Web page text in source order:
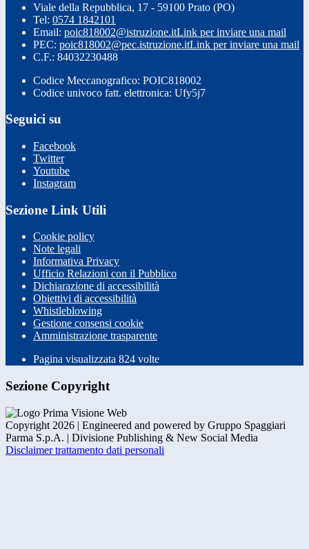
Viale della Repubblica, 17 - 59100 Prato (PO)
Tel: 0574 1842101
Email: poic818002@istruzione.itLink per inviare una mail
PEC: poic818002@pec.istruzione.itLink per inviare una mail
C.F.: 84032230488
Codice Meccanografico: POIC818002
Codice univoco fatt. elettronica: Ufy5j7
Seguici su
Facebook
Twitter
Youtube
Instagram
Sezione Link Utili
Cookie policy
Note legali
Informativa Privacy
Ufficio Relazioni con il Pubblico
Dichiarazione di accessibilità
Obiettivi di accessibilità
Whistleblowing
Gestione consensi cookie
Amministrazione trasparente
Pagina visualizzata 824 volte
Sezione Copyright
Copyright 2026 | Engineered and powered by Gruppo Spaggiari
Parma S.p.A. | Divisione Publishing & New Social Media
Disclaimer trattamento dati personali